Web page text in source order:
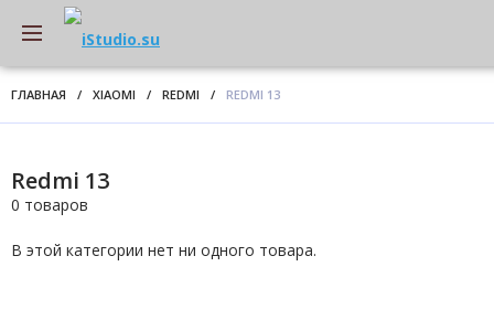
ГЛАВНАЯ / XIAOMI / REDMI / REDMI 13
Redmi 13
0 товаров
В этой категории нет ни одного товара.